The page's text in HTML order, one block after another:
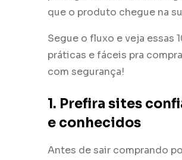
que o produto chegue na
Segue o fluxo e veja essas
práticas e fáceis pra
com segurança!
1. Prefira sites
e conhecidos
Antes de sair comprando